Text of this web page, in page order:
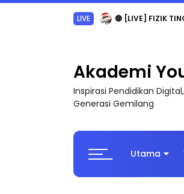
LIVE 🔴 [LIVE] PRINSIP
Akademi
Inspirasi Pendidikan
Generasi Gemilang
Utama